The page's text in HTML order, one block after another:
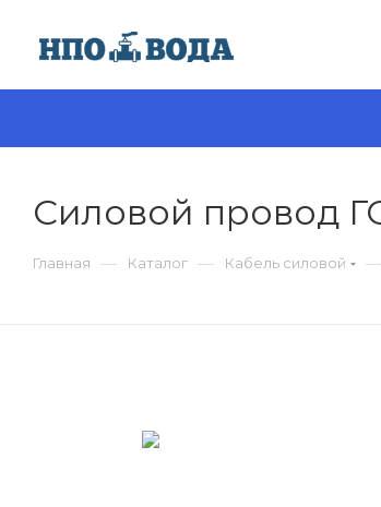
Силовой провод
Главная — Каталог — Кабель силовой —